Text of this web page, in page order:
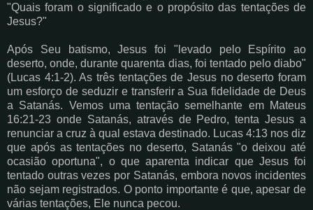
"Quais foram o significado e o propósito das tentações de
Jesus?"
Após Seu batismo, Jesus foi "levado pelo Espírito ao
deserto, onde, durante quarenta dias, foi tentado pelo diabo"
(Lucas 4:1-2). As três tentações de Jesus no deserto foram
um esforço de seduzir e transferir a Sua fidelidade de Deus
a Satanás. Vemos uma tentação semelhante em Mateus
16:21-23 onde Satanás, através de Pedro, tenta Jesus a
renunciar a cruz à qual estava destinado. Lucas 4:13 nos diz
que após as tentações no deserto, Satanás "o deixou até
ocasião oportuna", o que aparenta indicar que Jesus foi
tentado outras vezes por Satanás, embora novos incidentes
não sejam registrados. O ponto importante é que, apesar de
várias tentações, Ele nunca pecou.